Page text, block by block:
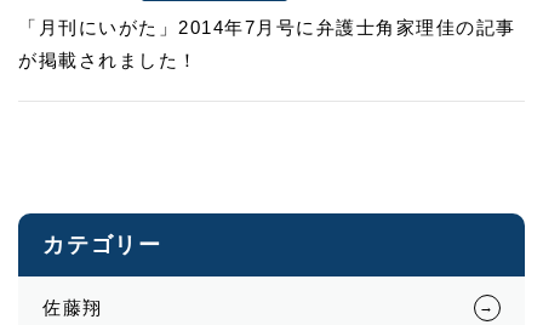
「月刊にいがた」2014年7月号に弁護士角家理佳の記事
が掲載されました！
カテゴリー
佐藤翔